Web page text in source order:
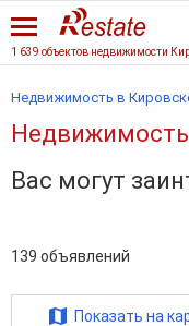
Недвижимость в
Вас могут
139 объявлений
Показать на